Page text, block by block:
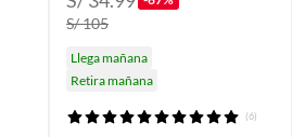
S/ 105
Llega mañana
Retira mañana
(6)